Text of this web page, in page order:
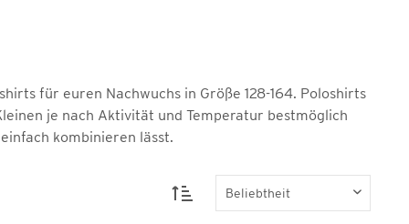
für euren Nachwuchs in Größe 128-164. Poloshirts
je nach Aktivität und Temperatur bestmöglich
kombinieren lässt.